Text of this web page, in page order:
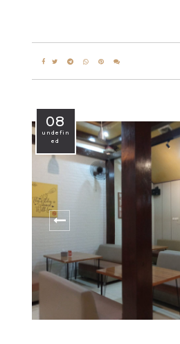
08
undefin
ed